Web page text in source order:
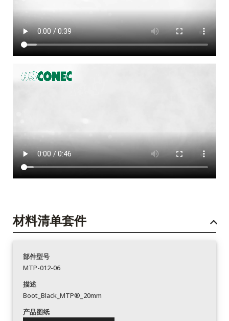
材料清单套件
部件型号
MTP-012-06
描述
Boot_Black_MTP®_20mm
产品图纸